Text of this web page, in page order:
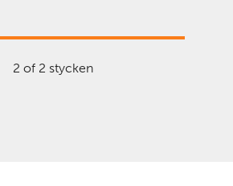
2 of 2 stycken